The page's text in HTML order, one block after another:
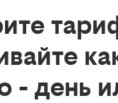
- день